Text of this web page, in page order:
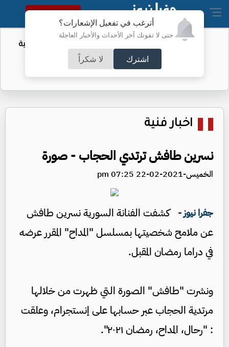
أترغب في تفعيل الإشعارات؟
حتى لا تفوتك آخر الأحداث والأخبار العاجلة
اشترك لا شكراً
النسخة الكاملة
أمر لتقييد حق اكتساب الجنسية الأميركية
بالولادة
اخبار فنية
نسرين طافش ترتدي الحجاب - صورة
الخميس-2021-02-22 07:25 pm
جفرا نيوز - كشفت الفنانة السورية نسرين طافش
عن ملامح شخصيتها بمسلسل "المداح" المقرر عرضه
في دراما رمضان المقبل.
ونشرت "طافش" الصورة التي ظهرت من خلالها
مرتدية الحجاب عبر حسابها على إنستجرام، وعلقت
: "رحال، المداح، رمضان ٢٠٢١".